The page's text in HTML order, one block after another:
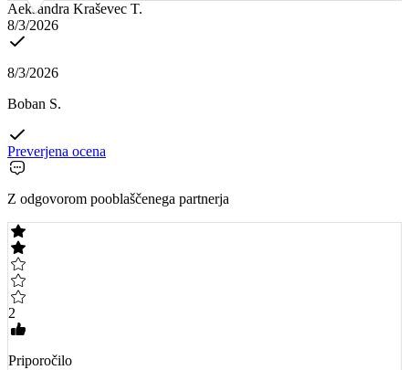
Aeksandra Kraševec T.
8/3/2026
8/3/2026
Boban S.
Preverjena ocena
Z odgovorom pooblaščenega partnerja
2
Priporočilo